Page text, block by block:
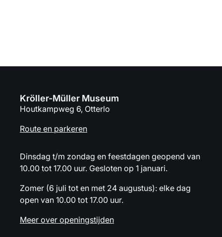
Kröller-Müller Museum
Houtkampweg 6, Otterlo
Route en parkeren
Dinsdag t/m zondag en feestdagen geopend van
10.00 tot 17.00 uur. Gesloten op 1 januari.
Zomer (6 juli tot en met 24 augustus): elke dag
open van 10.00 tot 17.00 uur.
Meer over openingstijden